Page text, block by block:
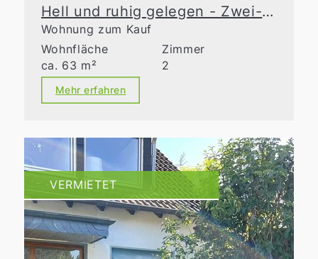
Hell und ruhig gelegen - Zwei-Zimmer-Wohnung in Neviges
Wohnung zum Kauf
Wohnfläche
ca. 63 m²
Zimmer
2
Mehr erfahren
VERMIETET